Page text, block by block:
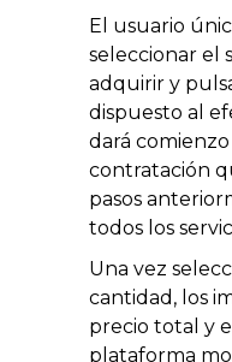
El usuario
seleccionar el
adquirir y
dispuesto al
dará
contratación
pasos
todos los
Una vez
cantidad, los
precio total y
plataforma